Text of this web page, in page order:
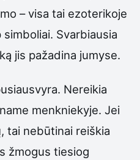
– visa tai ezoterikoje
Svarbiausia
jis pažadina jumyse.
Nereikia
menkniekyje. Jei
tai nebūtinai reiškia
žmogus tiesiog